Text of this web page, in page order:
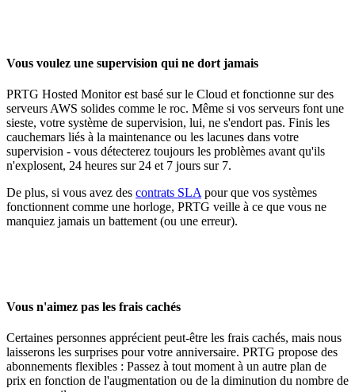
Vous voulez une supervision qui ne dort jamais
PRTG Hosted Monitor est basé sur le Cloud et fonctionne sur des
serveurs AWS solides comme le roc. Même si vos serveurs font une
sieste, votre système de supervision, lui, ne s'endort pas. Finis les
cauchemars liés à la maintenance ou les lacunes dans votre
supervision - vous détecterez toujours les problèmes avant qu'ils
n'explosent, 24 heures sur 24 et 7 jours sur 7.
De plus, si vous avez des contrats SLA pour que vos systèmes
fonctionnent comme une horloge, PRTG veille à ce que vous ne
manquiez jamais un battement (ou une erreur).
Vous n'aimez pas les frais cachés
Certaines personnes apprécient peut-être les frais cachés, mais nous
laisserons les surprises pour votre anniversaire. PRTG propose des
abonnements flexibles : Passez à tout moment à un autre plan de
prix en fonction de l'augmentation ou de la diminution du nombre de